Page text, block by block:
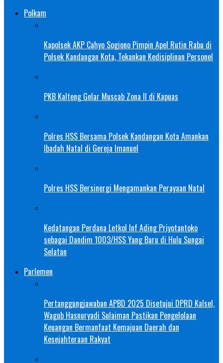
Polkam
Kapolsek AKP Cahyo Sogiono Pimpin Apel Rutin Rabu di
Polsek Kandangan Kota, Tekankan Kedisiplinan Personel
PKB Kalteng Gelar Muscab Zona II di Kapuas
Polres HSS Bersama Polsek Kandangan Kota Amankan
Ibadah Natal di Gereja Imanuel
Polres HSS Bersinergi Mengamankan Perayaan Natal
Kedatangan Perdana Letkol Inf Ading Priyotantoko
sebagai Dandim 1003/HSS Yang Baru di Hulu Sungai
Selatan
Parlemen
Pertanggungjawaban APBD 2025 Disetujui DPRD Kalsel,
Wagub Hasnuryadi Sulaiman Pastikan Pengelolaan
Keuangan Bermanfaat Kemajuan Daerah dan
Kesejahteraan Rakyat